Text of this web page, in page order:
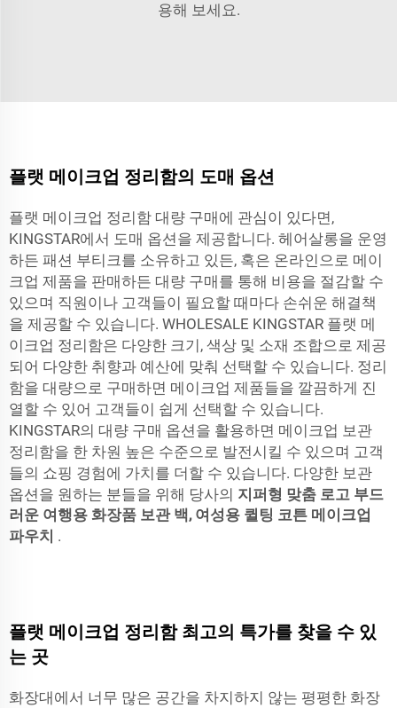
용해 보세요.
플랫 메이크업 정리함의 도매 옵션
플랫 메이크업 정리함 대량 구매에 관심이 있다면,
KINGSTAR에서 도매 옵션을 제공합니다. 헤어살롱을 운영
하든 패션 부티크를 소유하고 있든, 혹은 온라인으로 메이
크업 제품을 판매하든 대량 구매를 통해 비용을 절감할 수
있으며 직원이나 고객들이 필요할 때마다 손쉬운 해결책
을 제공할 수 있습니다. WHOLESALE KINGSTAR 플랫 메
이크업 정리함은 다양한 크기, 색상 및 소재 조합으로 제공
되어 다양한 취향과 예산에 맞춰 선택할 수 있습니다. 정리
함을 대량으로 구매하면 메이크업 제품들을 깔끔하게 진
열할 수 있어 고객들이 쉽게 선택할 수 있습니다.
KINGSTAR의 대량 구매 옵션을 활용하면 메이크업 보관
정리함을 한 차원 높은 수준으로 발전시킬 수 있으며 고객
들의 쇼핑 경험에 가치를 더할 수 있습니다. 다양한 보관
옵션을 원하는 분들을 위해 당사의 지퍼형 맞춤 로고 부드
러운 여행용 화장품 보관 백, 여성용 퀼팅 코튼 메이크업
파우치 .
플랫 메이크업 정리함 최고의 특가를 찾을 수 있
는 곳
화장대에서 너무 많은 공간을 차지하지 않는 평평한 화장